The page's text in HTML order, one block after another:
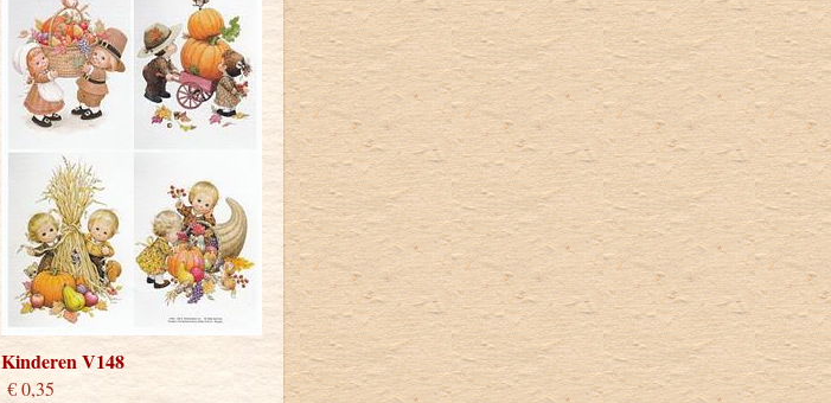
Kinderen V148
€ 0,35